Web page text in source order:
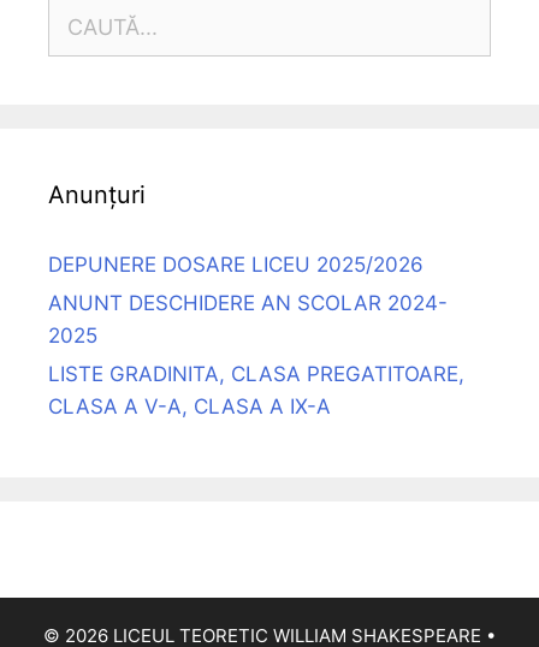
Anunțuri
DEPUNERE DOSARE LICEU 2025/2026
ANUNT DESCHIDERE AN SCOLAR 2024-
2025
LISTE GRADINITA, CLASA PREGATITOARE,
CLASA A V-A, CLASA A IX-A
© 2026 LICEUL TEORETIC WILLIAM SHAKESPEARE •